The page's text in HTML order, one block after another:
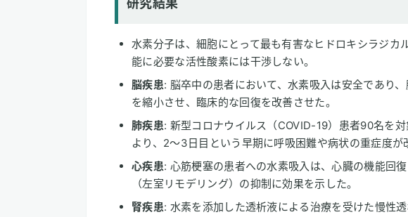
研究結果
水素分子は、細胞にとって最も有害なヒドロキシラジカ
能に必要な活性酸素には干渉しない。
脳疾患: 脳卒中の患者において、水素吸入は安全であり、
を縮小させ、臨床的な回復を改善させた。
肺疾患: 新型コロナウイルス（COVID-19）患者90名を
より、2〜3日目という早期に呼吸困難や病状の重症度が
心疾患: 心筋梗塞の患者への水素吸入は、心臓の機能回
（左室リモデリング）の抑制に効果を示した。
腎疾患: 水素を添加した透析液による治療を受けた慢性